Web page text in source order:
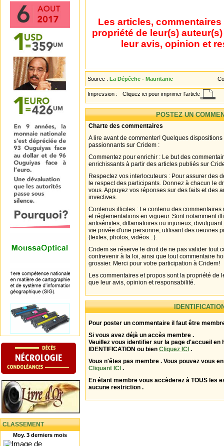
CLASSEMENT
Moy. 3 derniers mois
Les articles,
propriété de leur(s)
leur avis, opinion et
Source : La Dépêche - Mauritanie
Impression : Cliquez ici pour imprimer l'article
POSTEZ UN
Charte des commentaires
A lire avant de commenter! Quelques
passionnants sur Cridem :
Commentez pour enrichir : Le but des
enrichissants à partir des articles publiés sur
Respectez vos interlocuteurs : Pour assurer des
le respect des participants. Donnez à chacun le
vous. Appuyez vos réponses sur des faits et des
invectives.
Contenus illicites : Le contenu des
et réglementations en vigueur. Sont notamment
antisémites, diffamatoires ou injurieux,
vie privée d'une personne, utilisant des oeuvres
(textes, photos, vidéos...).
Cridem se réserve le droit de ne pas valider tout
contrevenir à la loi, ainsi que tout commentaire
grossier. Merci pour votre participation à Cridem!
Les commentaires et propos sont la propriété de
que leur avis, opinion et responsabilité.
Pour poster un commentaire il faut être
Si vous avez déjà un accès membre .
Veuillez vous identifier sur la page d'accueil en
IDENTIFICATION ou bien Cliquez ICI .
Vous n'êtes pas membre . Vous pouvez vous
Cliquant ICI .
En étant membre vous accèderez à TOUS les
aucune restriction .